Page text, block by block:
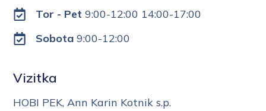
Tor - Pet 9:00-12:00 14:00-17:00
Sobota9:00-12:00
Vizitka
HOBI PEK, Ann Karin Kotnik s.p.